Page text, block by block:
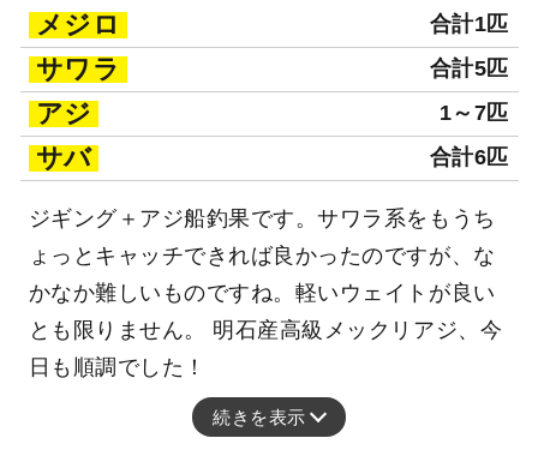
メジロ 合計1匹
サワラ 合計5匹
アジ 1～7匹
サバ 合計6匹
ジギング＋アジ船釣果です。サワラ系をもうち
ょっとキャッチできれば良かったのですが、な
かなか難しいものですね。軽いウェイトが良い
とも限りません。 明石産高級メックリアジ、今
日も順調でした！
続きを表示